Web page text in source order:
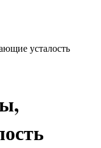
усталость